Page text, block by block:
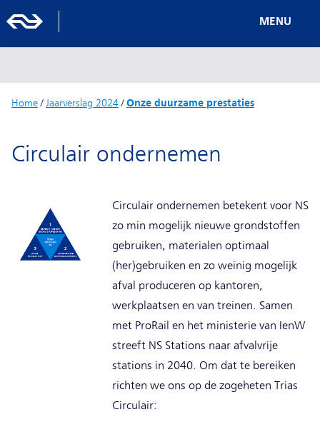
MENU
Home/ Jaarverslag 2024/Onze duurzame prestaties
Circulair ondernemen
Circulair ondernemen betekent voor NS
zo min mogelijk nieuwe grondstoffen
gebruiken, materialen optimaal
(her)gebruiken en zo weinig mogelijk
afval produceren op kantoren,
werkplaatsen en van treinen. Samen
met ProRail en het ministerie van IenW
streeft NS Stations naar afvalvrije
stations in 2040. Om dat te bereiken
richten we ons op de zogeheten Trias
Circulair: